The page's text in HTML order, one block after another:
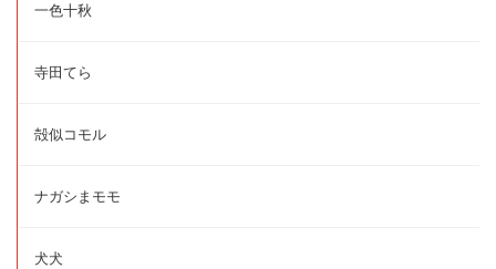
一色十秋
寺田てら
殻似コモル
ナガシまモモ
犬犬